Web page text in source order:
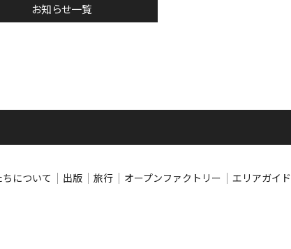
お知らせ一覧
について 出版 旅行 オープンファクトリー エリアガイド